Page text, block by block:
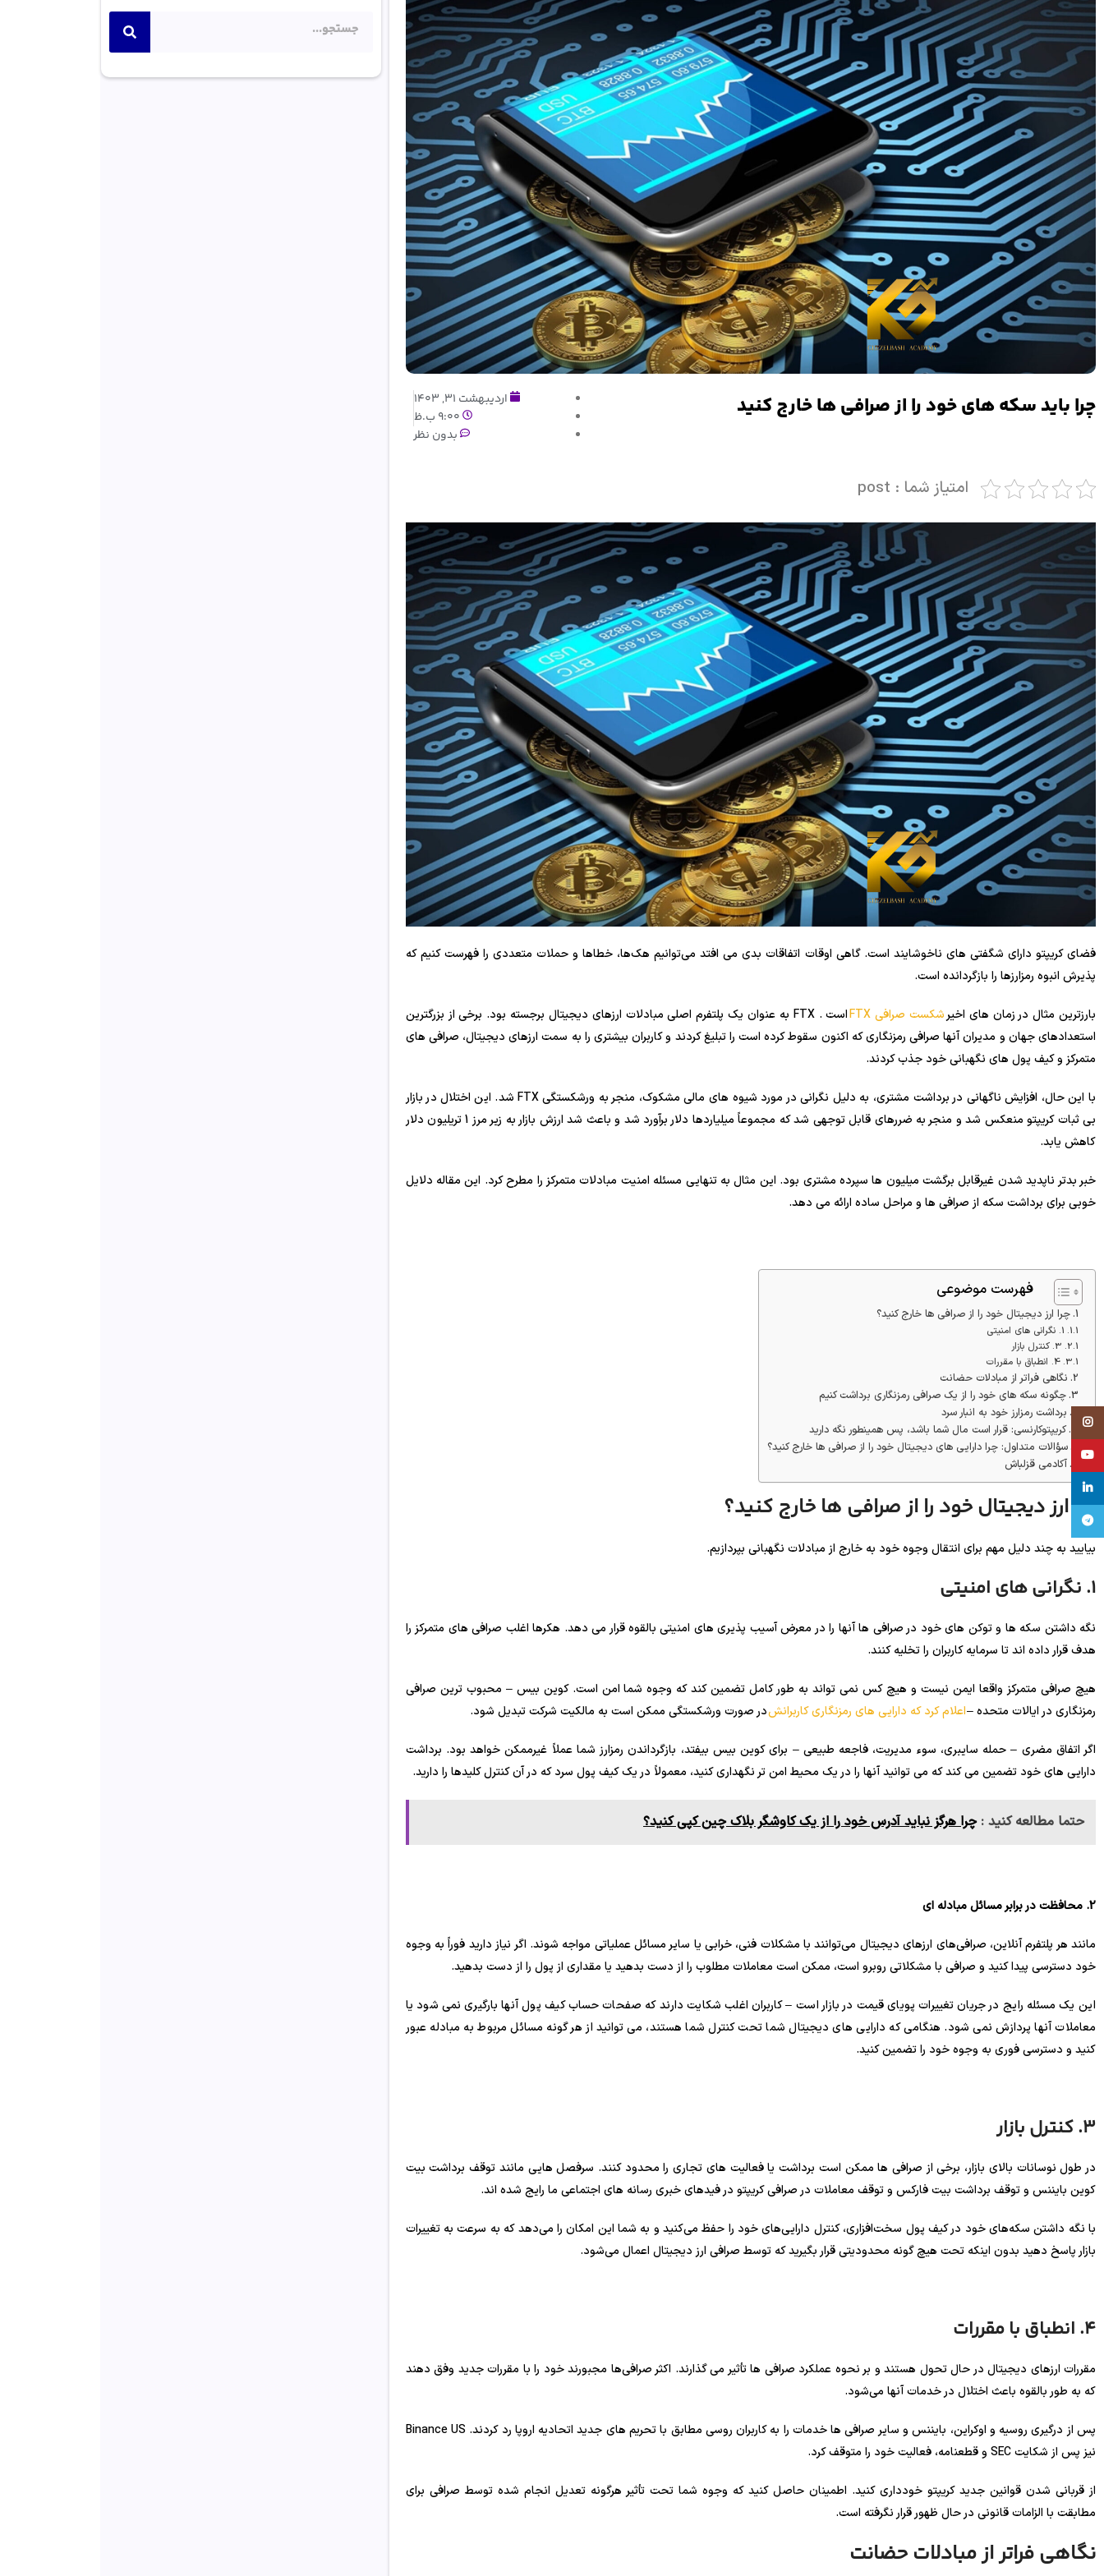
چرا باید سکه های خود را از صرافی ها خارج کنید
اردیبهشت 31, 1403
9:00 ب.ظ
بدون نظر
امتیاز شما : post
فضای کریپتو دارای شگفتی های ناخوشایند است. گاهی اوقات اتفاقات بدی می افتد می‌توانیم هک‌ها، خطاها و حملات متعددی را فهرست کنیم که
پذیرش انبوه رمزارزها را بازگردانده است.
بارزترین مثال در زمان های اخیرشکست صرافی FTX
است . FTX به عنوان یک پلتفرم اصلی مبادلات ارزهای دیجیتال برجسته بود. برخی از بزرگترین
استعدادهای جهان و مدیران آنها صرافی رمزنگاری که اکنون سقوط کرده است را تبلیغ کردند و کاربران بیشتری را به سمت ارزهای دیجیتال، صرافی های
متمرکز و کیف پول های نگهبانی خود جذب کردند.
با این حال، افزایش ناگهانی در برداشت مشتری، به دلیل نگرانی در مورد شیوه های مالی مشکوک، منجر به ورشکستگی FTX شد. این اختلال در بازار
بی ثبات کریپتو منعکس شد و منجر به ضررهای قابل توجهی شد که مجموعاً میلیاردها دلار برآورد شد و باعث شد ارزش بازار به زیر مرز 1 تریلیون دلار
کاهش یابد.
خبر بدتر ناپدید شدن غیرقابل برگشت میلیون ها سپرده مشتری بود. این مثال به تنهایی مسئله امنیت مبادلات متمرکز را مطرح کرد. این مقاله دلایل
خوبی برای برداشت سکه از صرافی ها و مراحل ساده ارائه می دهد.
فهرست موضوعی
چرا ارز دیجیتال خود را از صرافی ها خارج کنید؟
1. نگرانی های امنیتی
3. کنترل بازار
4. انطباق با مقررات
نگاهی فراتر از مبادلات حضانت
چگونه سکه های خود را از یک صرافی رمزنگاری برداشت کنیم
برداشت رمزارز خود به انبار سرد
کریپتوکارنسی: قرار است مال شما باشد، پس همینطور نگه دارید
سؤالات متداول: چرا دارایی های دیجیتال خود را از صرافی ها خارج کنید؟
آکادمی قزلباش
چرا ارز دیجیتال خود را از صرافی ها خارج کنید؟
بیایید به چند دلیل مهم برای انتقال وجوه خود به خارج از مبادلات نگهبانی بپردازیم.
1. نگرانی های امنیتی
نگه داشتن سکه ها و توکن های خود در صرافی ها آنها را در معرض آسیب پذیری های امنیتی بالقوه قرار می دهد. هکرها اغلب صرافی های متمرکز را
هدف قرار داده اند تا سرمایه کاربران را تخلیه کنند.
هیچ صرافی متمرکز واقعا ایمن نیست و هیچ کس نمی تواند به طور کامل تضمین کند که وجوه شما امن است. کوین بیس – محبوب ترین صرافی
رمزنگاری در ایالات متحده –اعلام کرد که دارایی های رمزنگاری کاربرانشدر صورت ورشکستگی ممکن است به مالکیت شرکت تبدیل شود.
اگر اتفاق مضری – حمله سایبری، سوء مدیریت، فاجعه طبیعی – برای کوین بیس بیفتد، بازگرداندن رمزارز شما عملاً غیرممکن خواهد بود. برداشت
دارایی های خود تضمین می کند که می توانید آنها را در یک محیط امن تر نگهداری کنید، معمولاً در یک کیف پول سرد که در آن کنترل کلیدها را دارید.
حتما مطالعه کنید : چرا هرگز نباید آدرس خود را از یک کاوشگر بلاک چین کپی کنید؟
2. محافظت در برابر مسائل مبادله ای
مانند هر پلتفرم آنلاین، صرافی‌های ارزهای دیجیتال می‌توانند با مشکلات فنی، خرابی یا سایر مسائل عملیاتی مواجه شوند. اگر نیاز دارید فوراً به وجوه
خود دسترسی پیدا کنید و صرافی با مشکلاتی روبرو است، ممکن است معاملات مطلوب را از دست بدهید یا مقداری از پول را از دست بدهید.
این یک مسئله رایج در جریان تغییرات پویای قیمت در بازار است – کاربران اغلب شکایت دارند که صفحات حساب کیف پول آنها بارگیری نمی شود یا
معاملات آنها پردازش نمی شود. هنگامی که دارایی های دیجیتال شما تحت کنترل شما هستند، می توانید از هر گونه مسائل مربوط به مبادله عبور
کنید و دسترسی فوری به وجوه خود را تضمین کنید.
3. کنترل بازار
در طول نوسانات بالای بازار، برخی از صرافی ها ممکن است برداشت یا فعالیت های تجاری را محدود کنند. سرفصل هایی مانند توقف برداشت بیت
کوین بایننس و توقف برداشت بیت فارکس و توقف معاملات در صرافی کریپتو در فیدهای خبری رسانه های اجتماعی ما رایج شده اند.
با نگه داشتن سکه‌های خود در کیف پول سخت‌افزاری، کنترل دارایی‌های خود را حفظ می‌کنید و به شما این امکان را می‌دهد که به سرعت به تغییرات
بازار پاسخ دهید بدون اینکه تحت هیچ گونه محدودیتی قرار بگیرید که توسط صرافی ارز دیجیتال اعمال می‌شود.
4. انطباق با مقررات
مقررات ارزهای دیجیتال در حال تحول هستند و بر نحوه عملکرد صرافی ها تأثیر می گذارند. اکثر صرافی‌ها مجبورند خود را با مقررات جدید وفق دهند
که به طور بالقوه باعث اختلال در خدمات آنها می‌شود.
پس از درگیری روسیه و اوکراین، بایننس و سایر صرافی ها خدمات را به کاربران روسی مطابق با تحریم های جدید اتحادیه اروپا رد کردند. Binance US
نیز پس از شکایت SEC و قطعنامه، فعالیت خود را متوقف کرد.
از قربانی شدن قوانین جدید کریپتو خودداری کنید. اطمینان حاصل کنید که وجوه شما تحت تأثیر هرگونه تعدیل انجام شده توسط صرافی برای
مطابقت با الزامات قانونی در حال ظهور قرار نگرفته است.
نگاهی فراتر از مبادلات حضانت
Instagram
YouTube
linkedin
تلگرام